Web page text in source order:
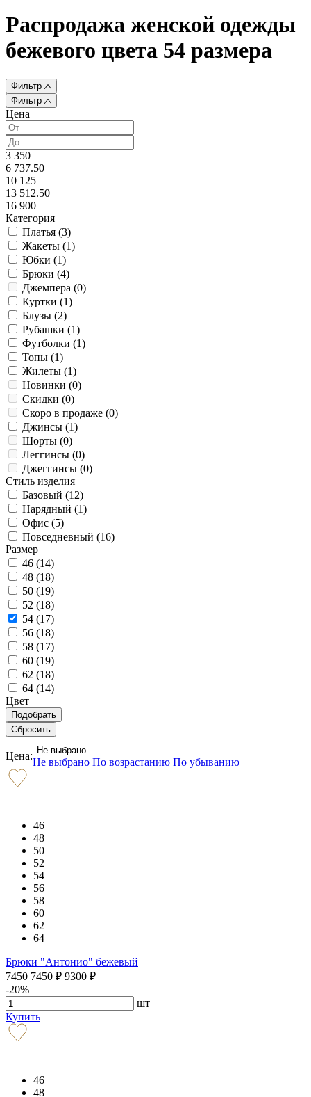
Распродажа женской одежды
бежевого цвета 54 размера
Фильтр
Фильтр
Цена
3 350
6 737.50
10 125
13 512.50
16 900
Категория
Платья (3)
Жакеты (1)
Юбки (1)
Брюки (4)
Джемпера (0)
Куртки (1)
Блузы (2)
Рубашки (1)
Футболки (1)
Топы (1)
Жилеты (1)
Новинки (0)
Скидки (0)
Скоро в продаже (0)
Джинсы (1)
Шорты (0)
Леггинсы (0)
Джеггинсы (0)
Стиль изделия
Базовый (12)
Нарядный (1)
Офис (5)
Повседневный (16)
Размер
46 (14)
48 (18)
50 (19)
52 (18)
54 (17)
56 (18)
58 (17)
60 (19)
62 (18)
64 (14)
Цвет
Цена: Не выбрано
Не выбрано По возрастанию По убыванию
46
48
50
52
54
56
58
60
62
64
Брюки "Антонио" бежевый
7450 7450 ₽ 9300 ₽
-20%
шт
Купить
46
48